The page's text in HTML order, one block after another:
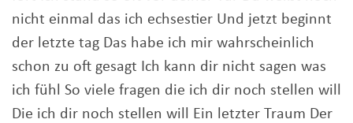
nicht einmal das ich echsestier Und jetzt beginnt
der letzte tag Das habe ich mir wahrscheinlich
schon zu oft gesagt Ich kann dir nicht sagen was
ich fühl So viele fragen die ich dir noch stellen will
Die ich dir noch stellen will Ein letzter Traum Der